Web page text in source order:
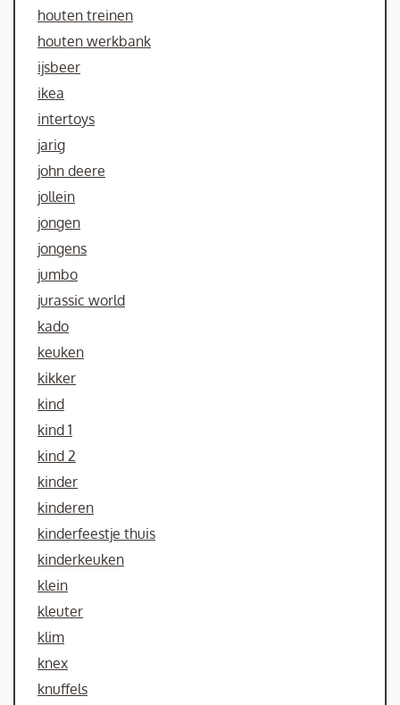
houten treinen
houten werkbank
ijsbeer
ikea
intertoys
jarig
john deere
jollein
jongen
jongens
jumbo
jurassic world
kado
keuken
kikker
kind
kind 1
kind 2
kinder
kinderen
kinderfeestje thuis
kinderkeuken
klein
kleuter
klim
knex
knuffels